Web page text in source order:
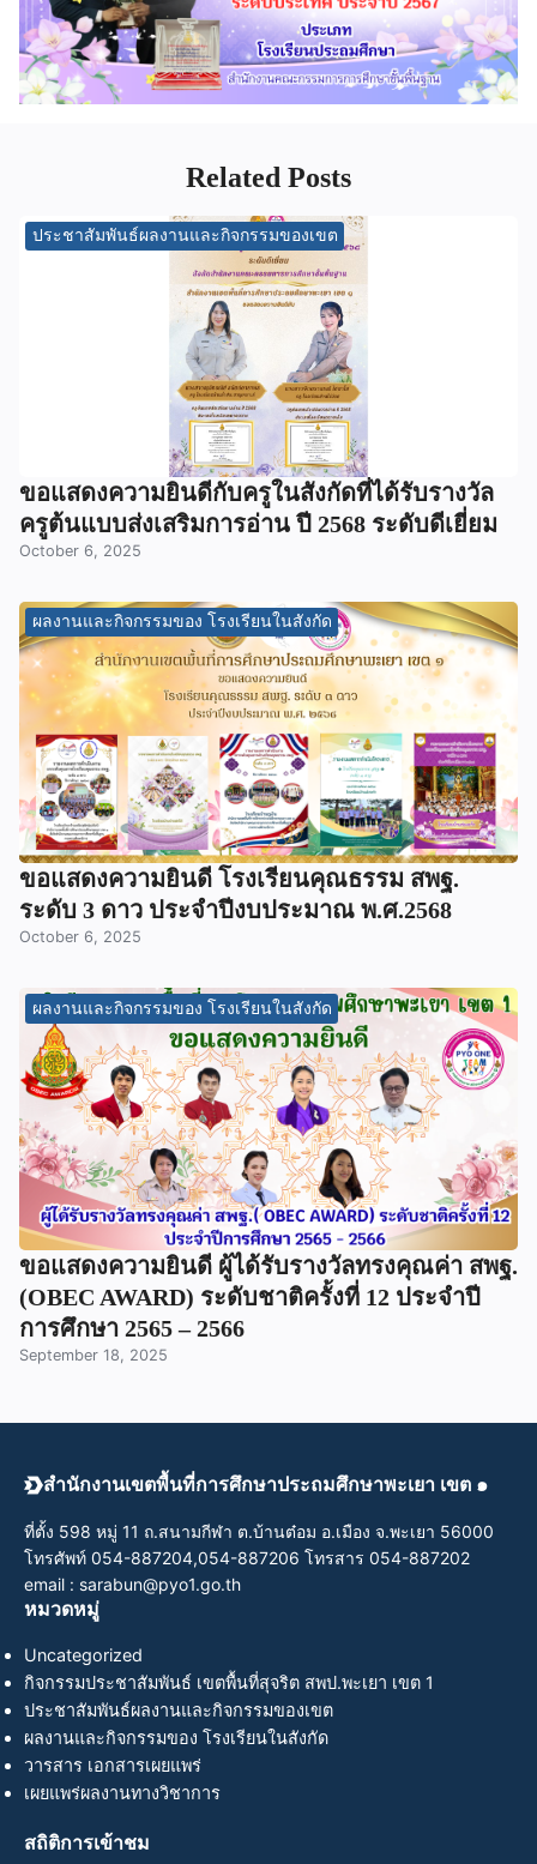
Related Posts
ประชาสัมพันธ์ผลงานและกิจกรรมของเขต
ขอแสดงความยินดีกับครูในสังกัดที่ได้รับรางวัล
ครูต้นแบบส่งเสริมการอ่าน ปี 2568 ระดับดีเยี่ยม
October 6, 2025
ผลงานและกิจกรรมของ โรงเรียนในสังกัด
ขอแสดงความยินดี โรงเรียนคุณธรรม สพฐ.
ระดับ 3 ดาว ประจำปีงบประมาณ พ.ศ.2568
October 6, 2025
ผลงานและกิจกรรมของ โรงเรียนในสังกัด
ขอแสดงความยินดี ผู้ได้รับรางวัลทรงคุณค่า สพฐ.
(OBEC AWARD) ระดับชาติครั้งที่ 12 ประจำปี
การศึกษา 2565 – 2566
September 18, 2025
สำนักงานเขตพื้นที่การศึกษาประถมศึกษาพะเยา เขต ๑
ที่ตั้ง 598 หมู่ 11 ถ.สนามกีฬา ต.บ้านต๋อม อ.เมือง จ.พะเยา 56000
โทรศัพท์ 054-887204,054-887206 โทรสาร 054-887202
email : sarabun@pyo1.go.th
หมวดหมู่
Uncategorized
กิจกรรมประชาสัมพันธ์ เขตพื้นที่สุจริต สพป.พะเยา เขต 1
ประชาสัมพันธ์ผลงานและกิจกรรมของเขต
ผลงานและกิจกรรมของ โรงเรียนในสังกัด
วารสาร เอกสารเผยแพร่
เผยแพร่ผลงานทางวิชาการ
สถิติการเข้าชม